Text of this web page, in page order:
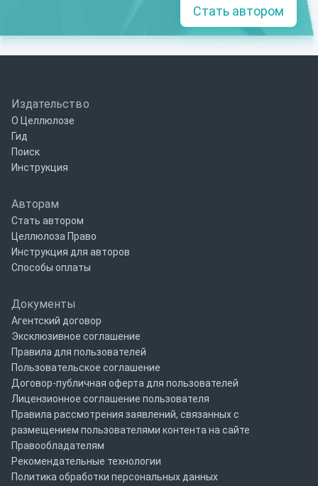
Стать автором
Издательство
О Целлюлозе
Гид
Поиск
Инструкция
Авторам
Стать автором
Целлюлоза Право
Инструкция для авторов
Способы оплаты
Документы
Агентский договор
Эксклюзивное соглашение
Правила для пользователей
Пользовательское соглашение
Договор-публичная оферта для пользователей
Лицензионное соглашение пользователя
Правила рассмотрения заявлений, связанных с
размещением пользователями контента на сайте
Правообладателям
Рекомендательные технологии
Политика обработки персональных данных